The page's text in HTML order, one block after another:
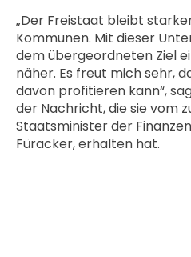
„Der Freistaat bleibt
Kommunen. Mit dieser
dem übergeordneten Ziel
näher. Es freut mich sehr,
davon profitieren kann“,
der Nachricht, die sie vom
Staatsminister der
Füracker, erhalten hat.